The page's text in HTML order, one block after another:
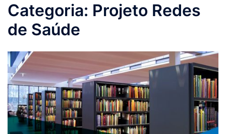
Categoria: Projeto Redes
de Saúde